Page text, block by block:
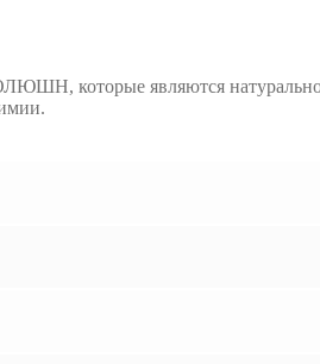
которые являются